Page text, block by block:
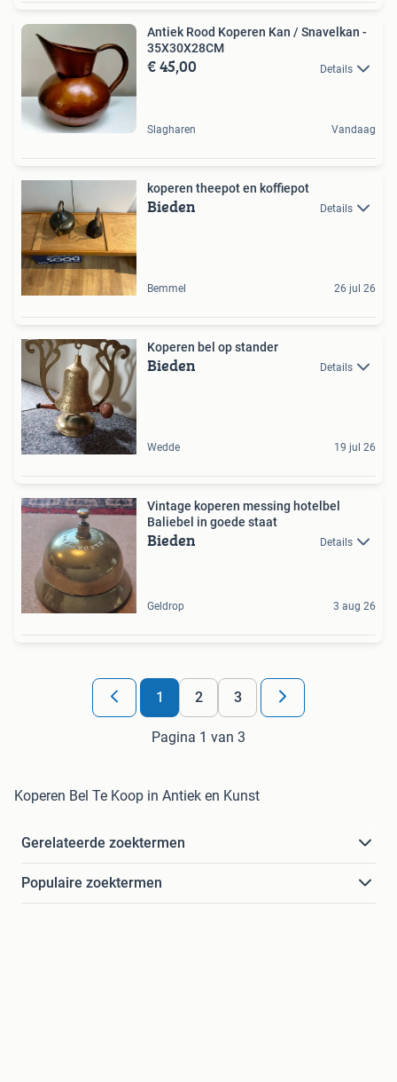
Antiek Rood Koperen Kan / Snavelkan -
35X30X28CM
€ 45,00 Details
Slagharen Vandaag
koperen theepot en koffiepot
Bieden Details
Bemmel 26 jul 26
Koperen bel op stander
Bieden Details
Wedde 19 jul 26
Vintage koperen messing hotelbel
Baliebel in goede staat
Bieden Details
Geldrop 3 aug 26
1 2 3
Pagina 1 van 3
Koperen Bel Te Koop in Antiek en Kunst
Gerelateerde zoektermen
Populaire zoektermen